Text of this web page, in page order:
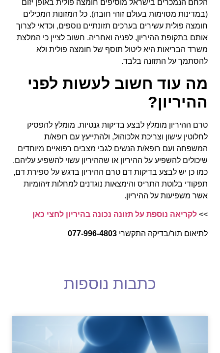
הלחם הנמכרים בישראל מוסיפים חומצה פולית באופן יזום
(במדינות מסוימות בעולם זוהי חובה). כל המזונות המכילים
חומצה פולית עשירים בערכים תזונתיים נוספים, וכדאי לצרוך
אותם בתקופת ההיריון, לפניה ואחריה. חשוב לציין כי המלצת
משרד הבריאות היא ליטול תוסף של חומצה פולית ולא
להסתמך על התזונה בלבד.
מה עוד חשוב לעשות לפני
ההיריון?
טרם ההיריון מומלץ לבצע בדיקות גנטיות. מומלץ להפסיק
לחלוטין עישון וצריכת אלכוהול, ולהתייעץ עם רופא/ת
המשפחה ועם רופא/ת הנשים לגבי מצבים רפואיים מיוחדים
שיכולים להשפיע על ההיריון או שההיריון עשוי להשפיע עליהם.
כמו כן יש לבצע בדיקות דם טרם ההיריון בדגש על ספירת דם,
תפקודי בלוטת התריס והימצאות נוגדנים למחלות זיהומיות
אשר משפיעות על ההיריון.
>> לקריאה נוספת על תזונה נכונה בהיריון לחצי כאן
לתיאום תור/בדיקה התקשרי 077-996-4803
כתבות נוספות